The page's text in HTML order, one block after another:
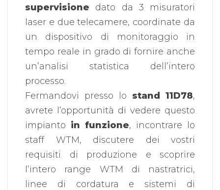
supervisione dato da 3 misuratori
laser e due telecamere, coordinate da
un dispositivo di monitoraggio in
tempo reale in grado di fornire anche
un’analisi statistica dell’intero
processo.
Fermandovi presso lo stand 11D78,
avrete l’opportunità di vedere questo
impianto in funzione, incontrare lo
staff WTM, discutere dei vostri
requisiti di produzione e scoprire
l’intero range WTM di nastratrici,
linee di cordatura e sistemi di